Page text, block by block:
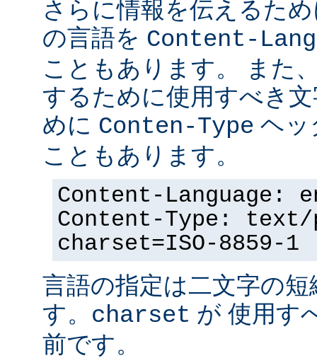
さらに情報を伝えるた
の言語を Content-
こともあります。 また
するために使用すべき
めに Conten-Type ヘッ
こともあります。
Content-Language:
Content-Type:
charset=ISO-8859-1
言語の指定は二文字の
す。 charset が 使用す
前です。